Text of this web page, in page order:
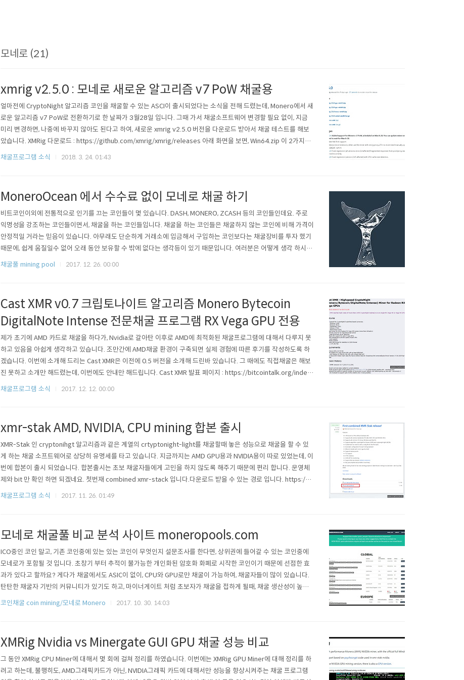
모네로 (21)
xmrig v2.5.0 : 모네로 새로운 알고리즘 v7 PoW 채굴용
얼마전에 CryptoNight 알고리즘 코인을 채굴할 수 있는 ASCI이 출시되었다는 소식을 전해 드렸는데, Monero에서 새
로운 알고리즘 v7 PoW로 전환하기로 한 날짜가 3월28일 입니다. 그때 가서 채굴소프트웨어 변경할 필요 없이, 지금
미리 변경하면, 나중에 바꾸지 않아도 된다고 하여, 새로운 xmrig v2.5.0 버전을 다운로드 받아서 채굴 테스트를 해보
았습니다. XMRig 다운로드 : https://github.com/xmrig/xmrig/releases 아래 화면을 보면, Win64.zip 이 2가지가
있습니다. gcc버전과 msvc 버전 두가지 인데요. 컴파일을 어떻게 했느냐의 차이 입니다. 제경우는 msvc 를 사용 했을
채굴프로그램 소식 2018. 3. 24. 01:43
MoneroOcean 에서 수수료 없이 모네로 채굴 하기
비트코인이외에 전통적으로 인기를 끄는 코인들이 몇 있습니다. DASH, MONERO, ZCASH 등의 코인들인데요. 주로
익명성을 강조하는 코인들이면서, 채굴을 하는 코인들입니다. 채굴을 하는 코인들은 채굴하지 않는 코인에 비해 가격이
안정적일 거라는 믿음이 있습니다. 아무래도 단순하게 거래소에 입금해서 구입하는 코인보다는 채굴장비를 투자 했기
때문에, 쉽게 움질일수 없어 오래 동안 보유할 수 밖에 없다는 생각등이 있기 때문입니다. 여러분은 어떻게 생각 하시나
요? ^^ 이번에는 이 세가지 코인중에서 MOMERO 코인을 수수료 없이 채굴하는 풀을 찾아서 채굴 하는 방법을 간단히
채굴풀 mining pool 2017. 12. 26. 00:00
Cast XMR v0.7 크립토나이트 알고리즘 Monero Bytecoin
DigitalNote Intense 전문채굴 프로그램 RX Vega GPU 전용
제가 초기에 AMD 카드로 채굴을 하다가, Nvidia로 갈아탄 이후로 AMD에 최적화된 채굴프로그램에 대해서 다루지 못
하고 있음을 아쉽게 생각하고 있습니다. 조만간에 AMD채굴 환경이 구축되면 실제 경험에 따른 후기를 작성하도록 하
겠습니다. 이번에 소개해 드리는 Cast XMR은 이전에 0.5 버전을 소개해 드린바 있습니다. 그 때에도 직접채굴은 해보
진 못하고 소개만 해드렸는데, 이번에도 안내만 해드립니다. Cast XMR 발표 페이지 : https://bitcointalk.org/index.
php?topic=2256917.0;all Cast XMR v7.0 소개- Full support for CryptoNight/CryptoNote based currencie
채굴프로그램 소식 2017. 12. 12. 00:00
xmr-stak AMD, NVIDIA, CPU mining 합본 출시
XMR-Stak 인 cryptonihgt 알고리즘과 같은 계열의 crtyptonight-light를 채굴할때 놓은 성능으로 채굴을 할 수 있
게 하는 채굴 소프트웨어로 상당히 유명세를 타고 있습니다. 지금까지는 AMD GPU용과 NVIDIA용이 따로 있었는데, 이
번에 합본이 출시 되었습니다. 합본출시는 초보 채굴자들에게 고민을 하지 않도록 해주기 때문에 편리 합니다. 운영체
제와 bit 만 확인 하면 되겠네요. 첫번재 combined xmr-stack 입니다.다운로드 받을 수 있는 경로 입니다. https://gi
thub.com/fireice-uk/xmr-stak/releases xmr-stak-win64.zip 파일을 다운로드 받습니다. 이전에, nvidia 버전의
채굴프로그램 소식 2017. 11. 26. 01:49
모네로 채굴풀 비교 분석 사이트 moneropools.com
ICO중인 코인 말고, 기존 코인중에 있는 있는 코인이 무엇인지 설문조사를 한다면, 상위권에 들어갈 수 있는 코인중에
모네로가 포함될 것 입니다. 초창기 부터 추적이 불가능한 개인화된 암호화 화폐로 시작한 코인이기 때문에 선점한 효
과가 있다고 할까요? 게다가 채굴에서도 ASIC이 없이, CPU와 GPU로만 채굴이 가능하여, 채굴자들이 많이 있습니다.
탄탄한 채굴자 기반의 커뮤니티가 있기도 하고, 마이너게이트 처럼 초보자가 채굴을 접하게 될때, 채굴 생산성이 높은
코인으로 항상 모네로가 선정되어 있어 초보들도 아는 코인이 아닌가 생각해 봅니다. 이번에는 우리가 잘 아는 모네로
코인채굴 coin mining/모네로 Monero 2017. 10. 30. 14:03
XMRig Nvidia vs Minergate GUI GPU 채굴 성능 비교
그 동안 XMRig CPU Miner에 대해서 몇 회에 걸쳐 정리를 하였습니다. 이번에는 XMRig GPU Miner에 대해 정리를 하
려고 하는데, 불행히도, AMD그래픽카드가 아닌, NVIDIA그래픽 카드에 대해서만 성능을 향상시켜주는 채굴 프로그램